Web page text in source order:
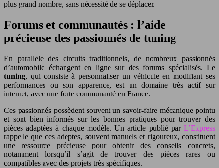
plus grand nombre, sans nécessité de se déplacer.
Forums et communautés : l’aide
précieuse des passionnés de tuning
En parallèle des circuits traditionnels, de nombreux passionnés
d’automobile échangent en ligne sur des forums spécialisés. Le
tuning, qui consiste à personnaliser un véhicule en modifiant ses
performances ou son apparence, est un domaine très actif sur
internet, avec une forte communauté en France.
Ces passionnés possèdent souvent un savoir-faire mécanique pointu
et sont bien informés sur les bonnes pratiques pour trouver des
pièces adaptées à chaque modèle. Un article publié par L’Express
rappelle que ces adeptes, souvent manuels et rigoureux, constituent
une ressource précieuse pour obtenir des conseils concrets,
notamment lorsqu’il s’agit de trouver des pièces rares ou
compatibles avec des projets très spécifiques.